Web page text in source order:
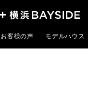
お客様の声 モデルハウス